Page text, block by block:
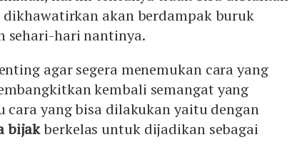
akan berdampak buruk
sehari-hari nantinya.
agar segera menemukan cara yang
kembali semangat yang
cara yang bisa dilakukan yaitu dengan
bijakberkelas untuk dijadikan sebagai